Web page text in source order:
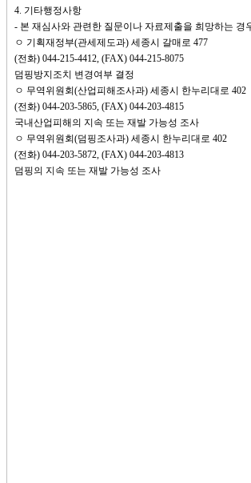
4. 기타행정사항
- 본 재심사와 관련한 질문이나 자료제출을 희망하는
ㅇ 기획재정부(관세제도과) 세종시 갈매로 477
(전화) 044-215-4412, (FAX) 044-215-8075
덤핑방지조치 변경여부 결정
ㅇ 무역위원회(산업피해조사과) 세종시 한누리대로 402
(전화) 044-203-5865, (FAX) 044-203-4815
국내산업피해의 지속 또는 재발 가능성 조사
ㅇ 무역위원회(덤핑조사과) 세종시 한누리대로 402
(전화) 044-203-5872, (FAX) 044-203-4813
덤핑의 지속 또는 재발 가능성 조사